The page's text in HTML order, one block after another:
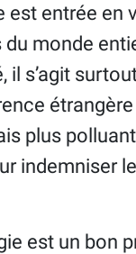
entrée en
monde
il s’agit
plus
indemniser
est un bon